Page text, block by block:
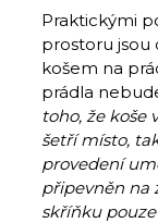
Praktickými
prostoru jsou
košem na
prádla
toho, že koše
šetří místo,
provedení
připevněn na
skříňku